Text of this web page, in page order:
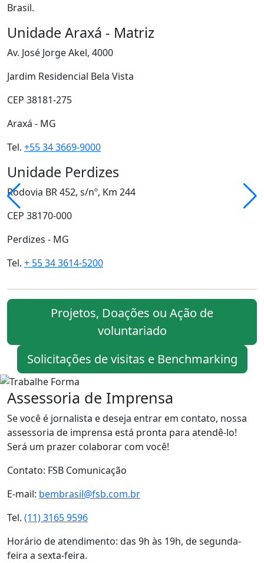
Brasil.
Unidade Araxá - Matriz
Av. José Jorge Akel, 4000
Jardim Residencial Bela Vista
CEP 38181-275
Araxá - MG
Tel. +55 34 3669-9000
Unidade Perdizes
Rodovia BR 452, s/nº, Km 244
CEP 38170-000
Perdizes - MG
Tel. + 55 34 3614-5200
Projetos, Doações ou Ação de
voluntariado
Solicitações de visitas e Benchmarking
Assessoria de Imprensa
Se você é jornalista e deseja entrar em contato, nossa
assessoria de imprensa está pronta para atendê-lo!
Será um prazer colaborar com você!
Contato: FSB Comunicação
E-mail: bembrasil@fsb.com.br
Tel. (11) 3165 9596
Horário de atendimento: das 9h às 19h, de segunda-
feira a sexta-feira.